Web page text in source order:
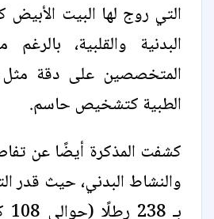
التي روج لها البيت الأبيض
البدنية والقلبية،
المتخصصين على دقة مثل
الطبية كتشخيص حاسم.
كشفت المذكرة أيضًا عن
والنشاط البدني، حيث قدر